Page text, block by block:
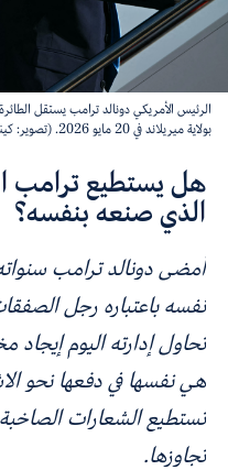
الرئيس الأمريكي دونالد ترامب يستقل
بولاية ميريلاند في 20 مايو 2026. (تصوير: كينت نيشيمورا / وكالة فرانس برس)
هل يستطيع ترامب
الذي صنعه بنفسه؟
أمضى دونالد ترامب
نفسه باعتباره رجل
تحاول إدارته اليوم
هي نفسها في دفعها نحو
تستطيع الشعارات
تجاوزها.